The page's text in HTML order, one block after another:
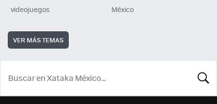
videojuegos
México
VER MÁS TEMAS